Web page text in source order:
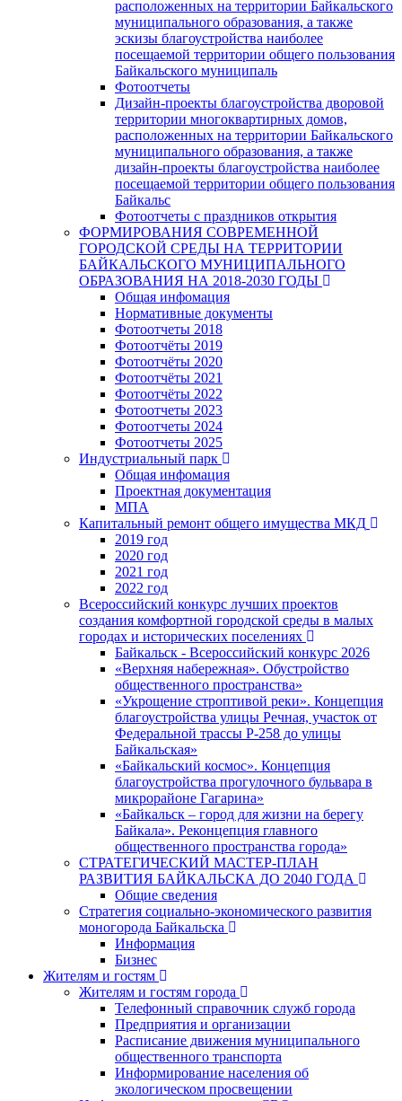
расположенных на территории Байкальского
муниципального образования, а также
эскизы благоустройства наиболее
посещаемой территории общего пользования
Байкальского муниципаль
Фотоотчеты
Дизайн-проекты благоустройства дворовой
территории многоквартирных домов,
расположенных на территории Байкальского
муниципального образования, а также
дизайн-проекты благоустройства наиболее
посещаемой территории общего пользования
Байкальс
Фотоотчеты с праздников открытия
ФОРМИРОВАНИЯ СОВРЕМЕННОЙ
ГОРОДСКОЙ СРЕДЫ НА ТЕРРИТОРИИ
БАЙКАЛЬСКОГО МУНИЦИПАЛЬНОГО
ОБРАЗОВАНИЯ НА 2018-2030 ГОДЫ
Общая инфомация
Нормативные документы
Фотоотчеты 2018
Фотоотчёты 2019
Фотоотчёты 2020
Фотоотчёты 2021
Фотоотчёты 2022
Фотоотчеты 2023
Фотоотчеты 2024
Фотоотчеты 2025
Индустриальный парк
Общая инфомация
Проектная документация
МПА
Капитальный ремонт общего имущества МКД
2019 год
2020 год
2021 год
2022 год
Всероссийский конкурс лучших проектов
создания комфортной городской среды в малых
городах и исторических поселениях
Байкальск - Всероссийский конкурс 2026
«Верхняя набережная». Обустройство
общественного пространства»
«Укрощение строптивой реки». Концепция
благоустройства улицы Речная, участок от
Федеральной трассы Р-258 до улицы
Байкальская»
«Байкальский космос». Концепция
благоустройства прогулочного бульвара в
микрорайоне Гагарина»
«Байкальск – город для жизни на берегу
Байкала». Реконцепция главного
общественного пространства города»
СТРАТЕГИЧЕСКИЙ МАСТЕР-ПЛАН
РАЗВИТИЯ БАЙКАЛЬСКА ДО 2040 ГОДА
Общие сведения
Стратегия социально-экономического развития
моногорода Байкальска
Информация
Бизнес
Жителям и гостям
Жителям и гостям города
Телефонный справочник служб города
Предприятия и организации
Расписание движения муниципального
общественного транспорта
Информирование населения об
экологическом просвещении